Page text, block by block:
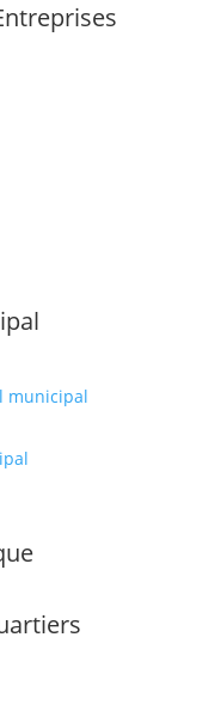
municipal